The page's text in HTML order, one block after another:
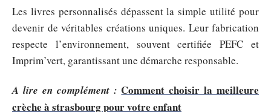
Les livres personnalisés dépassent la simple utilité pour
devenir de véritables créations uniques. Leur fabrication
respecte l’environnement, souvent certifiée PEFC et
Imprim’vert, garantissant une démarche responsable.
A lire en complément : Comment choisir la meilleure
crèche à strasbourg pour votre enfant